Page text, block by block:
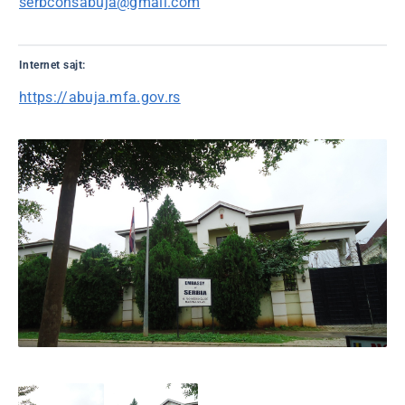
Internet sajt:
https://abuja.mfa.gov.rs